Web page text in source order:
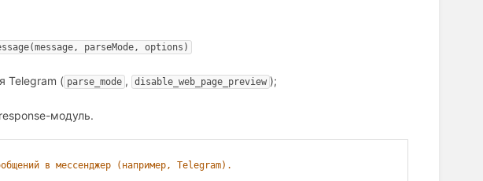
parseMode, options)
Telegram ( parse_mode , disable_web_page_preview );
модуль.
в мессенджер (например, Telegram).